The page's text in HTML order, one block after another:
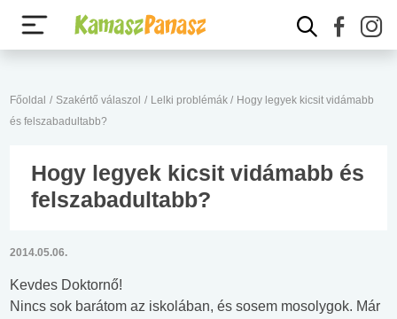
Főoldal / Szakértő válaszol / Lelki problémák / Hogy legyek kicsit vidámabb
és felszabadultabb?
Hogy legyek kicsit vidámabb és
felszabadultabb?
2014.05.06.
Kevdes Doktornő!
Nincs sok barátom az iskolában, és sosem mosolygok. Már